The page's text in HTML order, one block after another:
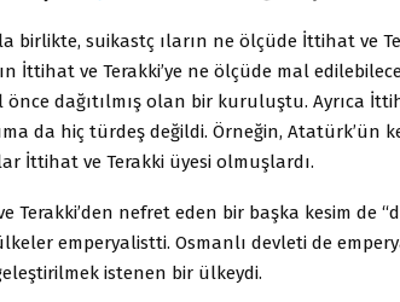
birlikte, suikastç ıların ne ölçüde İttihat ve
İttihat ve Terakki’ye ne ölçüde mal
önce dağıtılmış olan bir kuruluştu. Ayrıca
da hiç türdeş değildi. Örneğin, Atatürk’ün
İttihat ve Terakki üyesi olmuşlardı.
Terakki’den nefret eden bir başka kesim de
emperyalistti. Osmanlı devleti de
istenen bir ülkeydi.